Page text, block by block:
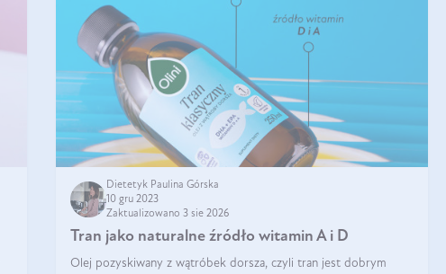
Dietetyk Paulina Górska
10 gru 2023
Zaktualizowano 3 sie 2026
Tran jako naturalne źródło witamin A i D
Olej pozyskiwany z wątróbek dorsza, czyli tran jest dobrym